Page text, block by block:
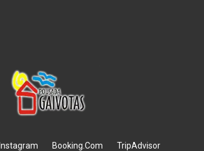
Instagram Booking.Com TripAdvisor